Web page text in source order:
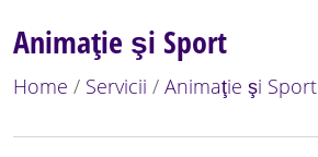
Animaţie şi Sport
Home / Servicii / Animaţie şi Sport